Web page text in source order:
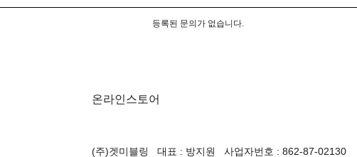
등록된 문의가 없습니다.
온라인스토어
(주)겟미블링 대표 : 방지원 사업자번호 : 862-87-02130